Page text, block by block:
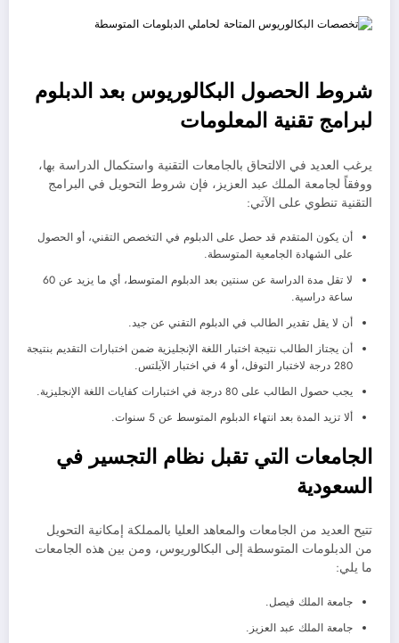
شروط الحصول البكالوريوس بعد الدبلوم
لبرامج تقنية المعلومات
يرغب العديد في الالتحاق بالجامعات التقنية واستكمال الدراسة بها،
ووفقاً لجامعة الملك عبد العزيز، فإن شروط التحويل في البرامج
التقنية تنطوي على الآتي:
أن يكون المتقدم قد حصل على الدبلوم في التخصص التقني، أو الحصول
على الشهادة الجامعية المتوسطة.
لا تقل مدة الدراسة عن سنتين بعد الدبلوم المتوسط، أي ما يزيد عن 60
ساعة دراسية.
أن لا يقل تقدير الطالب في الدبلوم التقني عن جيد.
أن يجتاز الطالب نتيجة اختبار اللغة الإنجليزية ضمن اختبارات التقديم بنتيجة
280 درجة لاختبار التوفل، أو 4 في اختبار الآيلتس.
يجب حصول الطالب على 80 درجة في اختبارات كفايات اللغة الإنجليزية.
ألا تزيد المدة بعد انتهاء الدبلوم المتوسط عن 5 سنوات.
الجامعات التي تقبل نظام التجسير في
السعودية
تتيح العديد من الجامعات والمعاهد العليا بالمملكة إمكانية التحويل
من الدبلومات المتوسطة إلى البكالوريوس، ومن بين هذه الجامعات
ما يلي:
جامعة الملك فيصل.
جامعة الملك عبد العزيز.